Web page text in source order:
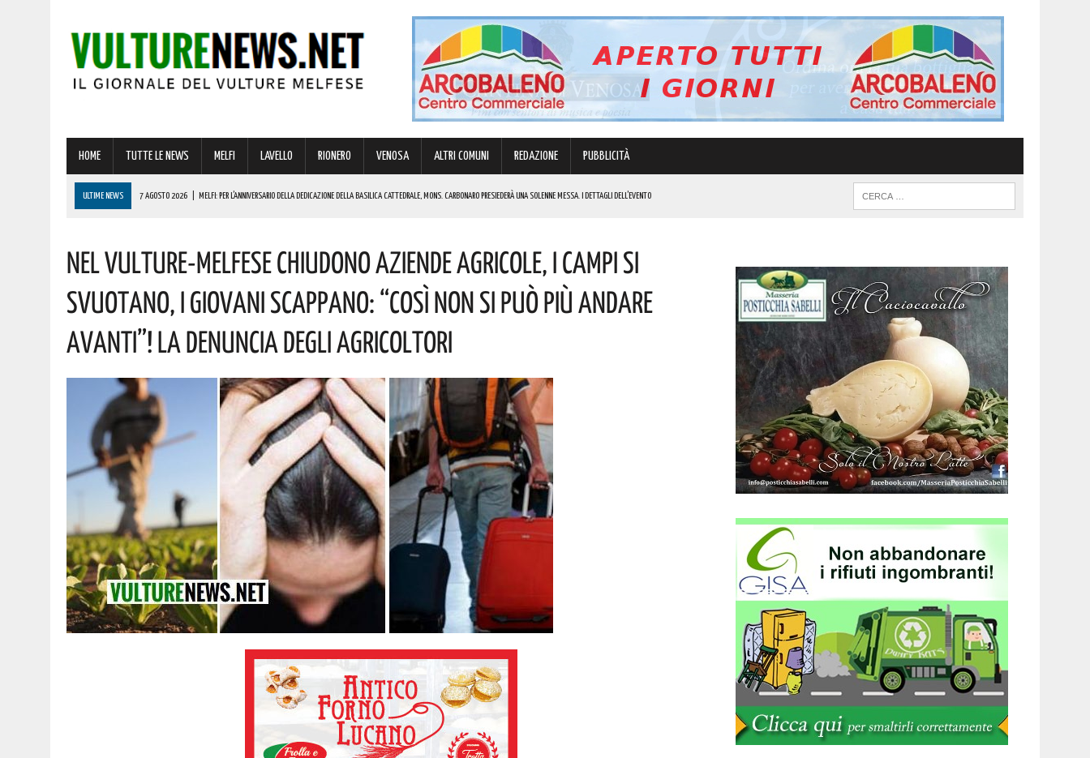
HOME TUTTE LE NEWS MELFI LAVELLO RIONERO VENOSA ALTRI COMUNI REDAZIONE PUBBLICITÀ
ULTIME NEWS 7 AGOSTO 2026 MELFI: PER L’ANNIVERSARIO DELLA DEDICAZIONE DELLA BASILICA CATTEDRALE, MONS. CARBONARO PRESIEDERÀ UNA SOLENNE MESSA. I DETTAGLI DELL’EVENTO
7 AGOSTO 2026 | RIONERO CELEBRA L’AMATISSIMA MADONNA DEL CARMELO: I CONCERTI DEI DIK DIK E DI GABBANI PER IL GRAN FINALE! I DETTAGLI
7 AGOSTO 2026 | BENZINA ANNACQUATA E GASOLIO SPORCO, UN IMPIANTO SU CINQUE NON È IN REGOLA: “IL PROBLEMA RIGUARDA L’INTERO TERRITORIO NAZIONALE”! I DETTAGLI
Nel Vulture-Melfese Chiudono Aziende Agricole, I Campi Si
Svuotano, I Giovani Scappano: “Così Non Si Può Più Andare
Avanti”! La Denuncia Degli Agricoltori